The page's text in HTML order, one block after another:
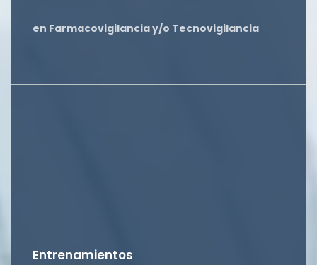
en Farmacovigilancia y/o Tecnovigilancia
Entrenamientos